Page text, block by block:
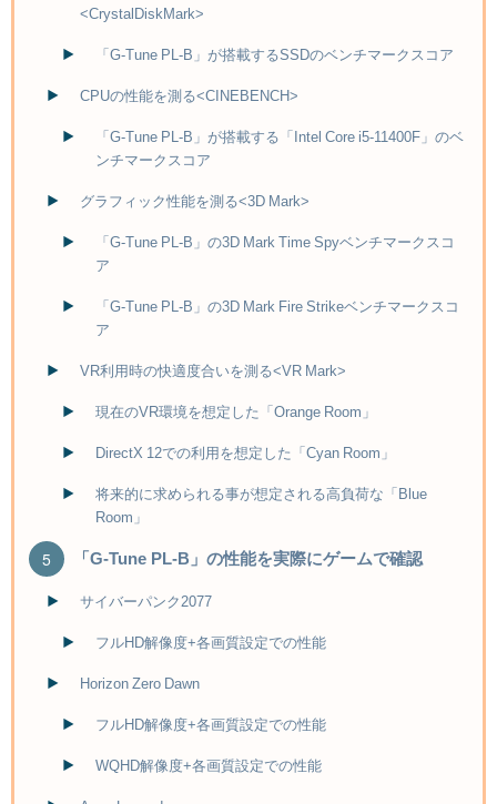
<CrystalDiskMark>
「G-Tune PL-B」が搭載するSSDのベンチマークスコア
CPUの性能を測る<CINEBENCH>
「G-Tune PL-B」が搭載する「Intel Core i5-11400F」のベ
ンチマークスコア
グラフィック性能を測る<3D Mark>
「G-Tune PL-B」の3D Mark Time Spyベンチマークスコ
ア
「G-Tune PL-B」の3D Mark Fire Strikeベンチマークスコ
ア
VR利用時の快適度合いを測る<VR Mark>
現在のVR環境を想定した「Orange Room」
DirectX 12での利用を想定した「Cyan Room」
将来的に求められる事が想定される高負荷な「Blue
Room」
「G-Tune PL-B」の性能を実際にゲームで確認
サイバーパンク2077
フルHD解像度+各画質設定での性能
Horizon Zero Dawn
フルHD解像度+各画質設定での性能
WQHD解像度+各画質設定での性能